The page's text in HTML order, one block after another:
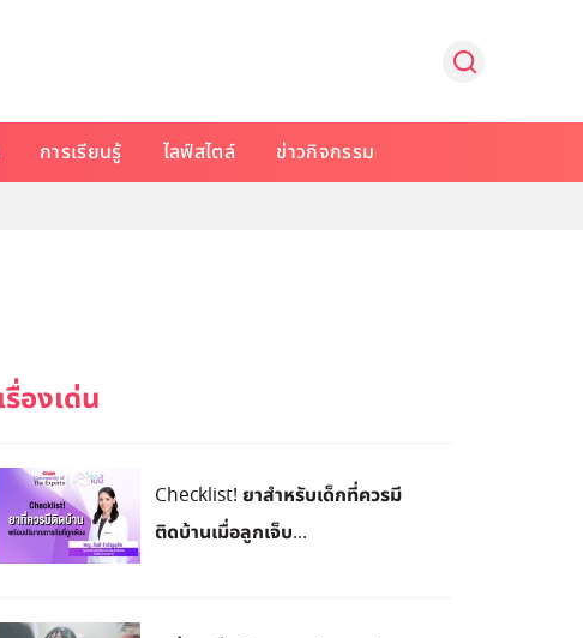
การเรียนรู้ ไลฟ์สไตล์ ข่าวกิจกรรม
Checklist! ยาสำหรับเด็กที่ควรมี
ติดบ้านเมื่อลูกเจ็บ...